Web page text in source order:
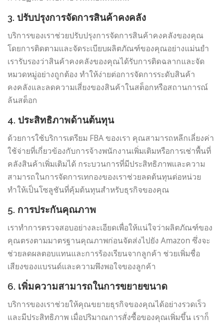
3. ปรับปรุงการจัดการสินค้าคงคลัง
บริการของเราช่วยปรับปรุงการจัดการสินค้าคงคลังของคุณ
โดยการติดตามและจัดระเบียบผลิตภัณฑ์ของคุณอย่างแม่นยำ
เรารับรองว่าสินค้าคงคลังของคุณได้รับการติดฉลากและจัด
หมวดหมู่อย่างถูกต้อง ทำให้ง่ายต่อการจัดการระดับสินค้า
คงคลังและลดความเสี่ยงของสินค้าในสต็อกหรือสถานการณ์
ล้นสต็อก
4. ประสิทธิภาพด้านต้นทุน
ด้วยการใช้บริการเตรียม FBA ของเรา คุณสามารถหลีกเลี่ยงค่า
ใช้จ่ายที่เกี่ยวข้องกับการจ้างพนักงานเพิ่มเติมหรือการเช่าพื้นที่
คลังสินค้าเพิ่มเติมได้ กระบวนการที่มีประสิทธิภาพและความ
สามารถในการจัดการเทกองของเราช่วยลดต้นทุนต่อหน่วย
ทำให้เป็นโซลูชันที่คุ้มต้นทุนสำหรับธุรกิจของคุณ
5. การประกันคุณภาพ
เราทำการตรวจสอบอย่างละเอียดเพื่อให้แน่ใจว่าผลิตภัณฑ์ของ
คุณตรงตามมาตรฐานคุณภาพก่อนจัดส่งไปยัง Amazon ซึ่งจะ
ช่วยลดผลตอบแทนและการร้องเรียนจากลูกค้า ช่วยเพิ่มชื่อ
เสียงของแบรนด์และความพึงพอใจของลูกค้า
6. เพิ่มความสามารถในการขยายขนาด
บริการของเราช่วยให้คุณขยายธุรกิจของคุณได้อย่างรวดเร็ว
และมีประสิทธิภาพ เมื่อปริมาณการสั่งซื้อของคุณเพิ่มขึ้น เราก็